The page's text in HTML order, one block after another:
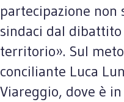
partecipazione non
sindaci dal
territorio». Sul
conciliante Luca
Viareggio, dove è